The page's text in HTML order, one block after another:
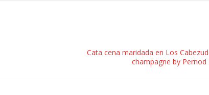
Cata cena maridada en Los
champagne by Pernod